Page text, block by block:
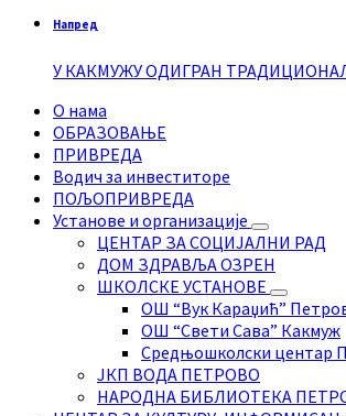
Напред
У КАКМУЖУ ОДИГРАН
О нама
ОБРАЗОВАЊЕ
ПРИВРЕДА
Водич за инвеститоре
ПОЉОПРИВРЕДА
Установе и организације
ЦЕНТАР ЗА СОЦИЈАЛНИ РАД
ДОМ ЗДРАВЉА ОЗРЕН
ШКОЛСКЕ УСТАНОВЕ
ОШ “Вук Караџић”
ОШ “Свети Сава” Какмуж
Средњошколски центар
ЈКП ВОДА ПЕТРОВО
НАРОДНА БИБЛИОТЕКА